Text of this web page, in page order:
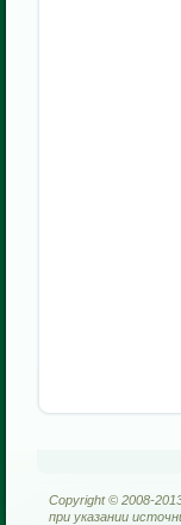
Copyright © 2008-
при указании